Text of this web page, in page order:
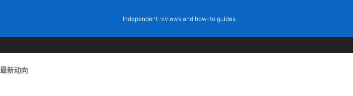
Independent reviews and how-to guides.
新动向